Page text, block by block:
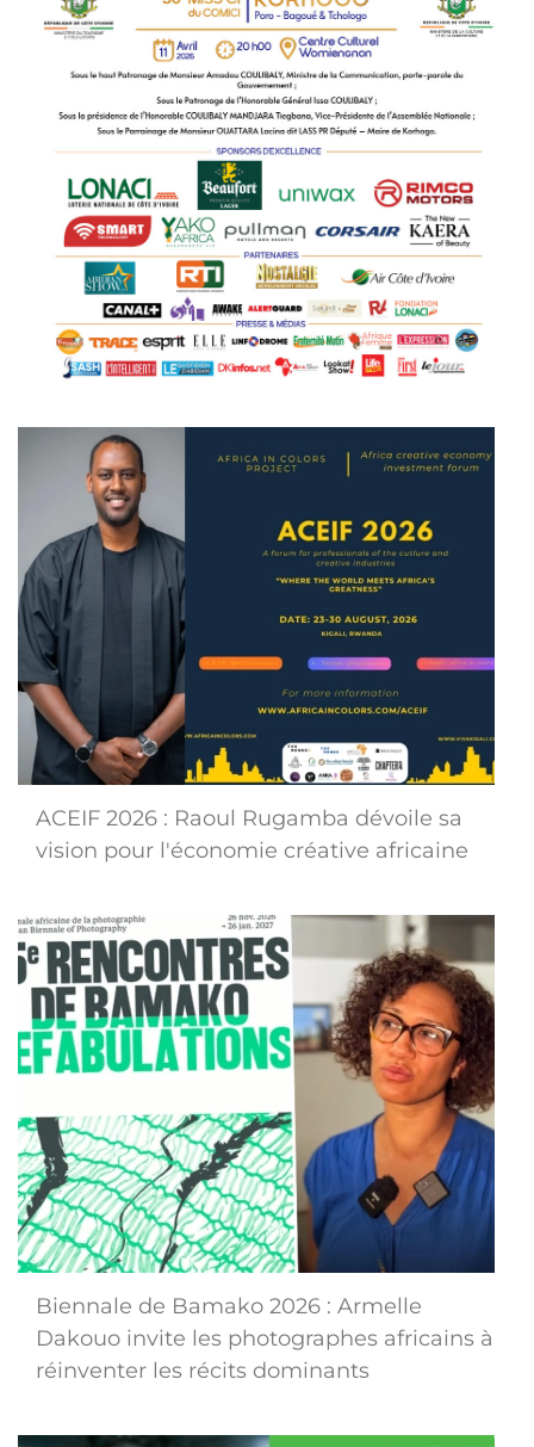
ACEIF 2026 : Raoul Rugamba dévoile sa
vision pour l'économie créative africaine
Biennale de Bamako 2026 : Armelle
Dakouo invite les photographes africains à
réinventer les récits dominants